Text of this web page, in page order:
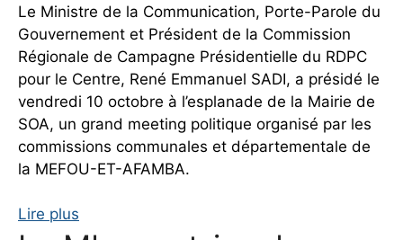
Le Ministre de la Communication, Porte-Parole du
Gouvernement et Président de la Commission
Régionale de Campagne Présidentielle du RDPC
pour le Centre, René Emmanuel SADI, a présidé le
vendredi 10 octobre à l’esplanade de la Mairie de
SOA, un grand meeting politique organisé par les
commissions communales et départementale de
la MEFOU-ET-AFAMBA.
Lire plus